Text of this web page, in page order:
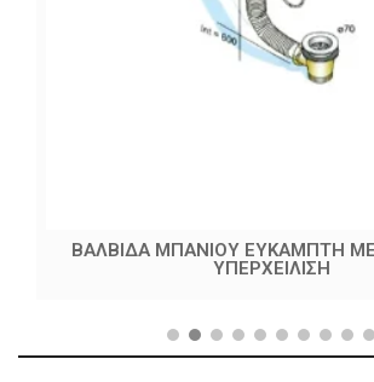
ΒΑΛΒΙΔΑ ΜΠΑΝΙΟΥ ΕΥΚΑΜΠΤΗ
ΥΠΕΡΧΕΙΛΙΣΗ